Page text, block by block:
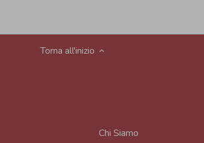
Torna all'inizio
Chi Siamo